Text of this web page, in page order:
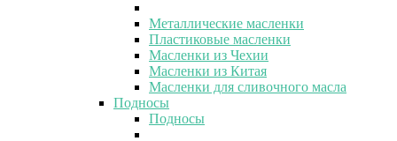
Металлические масленки
Пластиковые масленки
Масленки из Чехии
Масленки из Китая
Масленки для сливочного масла
Подносы
Подносы